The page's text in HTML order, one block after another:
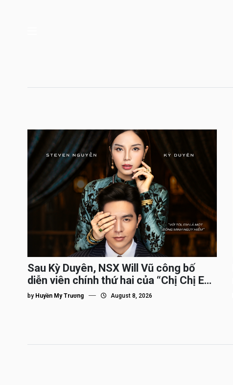
Sau Kỳ Duyên, NSX Will Vũ công bố
diễn viên chính thứ hai của “Chị Chị Em
Em 3″
by Huyền My Trương August 8, 2026